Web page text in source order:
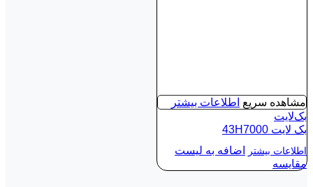
مشاهده سریع اطلاعات بیشتر
بک‌لایت
بک لايت 43H7000
اطلاعات بیشتر
اضافه به لیست
مقایسه